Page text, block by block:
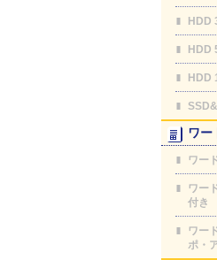
HDD
HDD
HDD
ワー
ワー
ワー
付き
ワー
ポ・